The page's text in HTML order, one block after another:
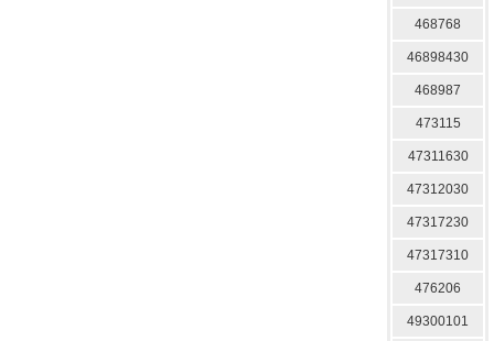
468768
46898430
468987
473115
47311630
47312030
47317230
47317310
476206
49300101